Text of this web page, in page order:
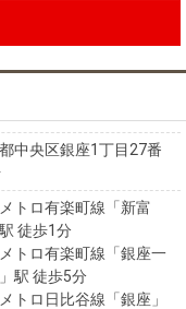
中央区銀座1丁目27番
トロ有楽町線「新富
徒歩1分
トロ有楽町線「銀座一
駅 徒歩5分
トロ日比谷線「銀座」